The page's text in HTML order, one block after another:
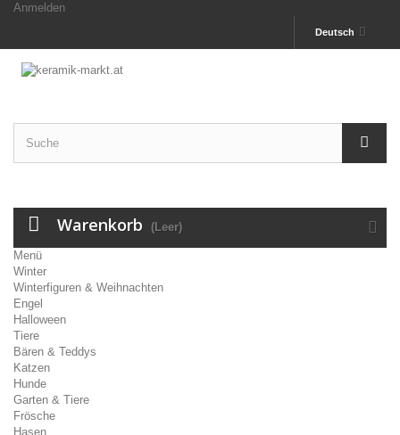
Anmelden
Deutsch
Warenkorb (Leer)
Menü
Winter
Winterfiguren & Weihnachten
Engel
Halloween
Tiere
Bären & Teddys
Katzen
Hunde
Garten & Tiere
Frösche
Hasen